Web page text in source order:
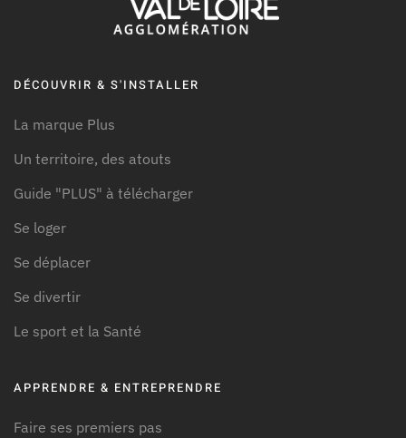
DÉCOUVRIR & S'INSTALLER
La marque Plus
Un territoire, des atouts
Guide "PLUS" à télécharger
Se loger
Se déplacer
Se divertir
Le sport et la Santé
APPRENDRE & ENTREPRENDRE
Faire ses premiers pas